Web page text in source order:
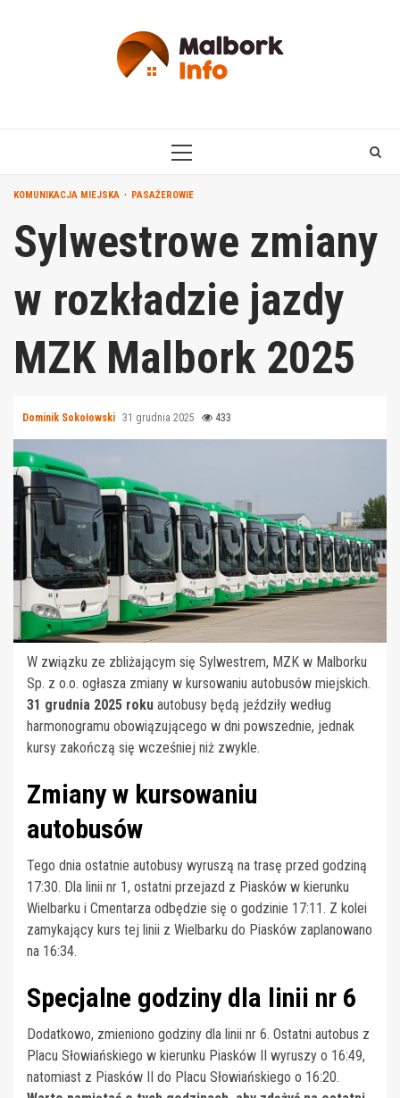
PRIMARY
KOMUNIKACJA MIEJSKA PASAŻEROWIE
Sylwestrowe zmiany
w rozkładzie jazdy
MZK Malbork 2025
Dominik Sokołowski 31 grudnia 2025 433
W związku ze zbliżającym się Sylwestrem, MZK w Malborku
Sp. z o.o. ogłasza zmiany w kursowaniu autobusów miejskich.
31 grudnia 2025 roku autobusy będą jeździły według
harmonogramu obowiązującego w dni powszednie, jednak
kursy zakończą się wcześniej niż zwykle.
Zmiany w kursowaniu
autobusów
Tego dnia ostatnie autobusy wyruszą na trasę przed godziną
17:30. Dla linii nr 1, ostatni przejazd z Piasków w kierunku
Wielbarku i Cmentarza odbędzie się o godzinie 17:11. Z kolei
zamykający kurs tej linii z Wielbarku do Piasków zaplanowano
na 16:34.
Specjalne godziny dla linii nr 6
Dodatkowo, zmieniono godziny dla linii nr 6. Ostatni autobus z
Placu Słowiańskiego w kierunku Piasków II wyruszy o 16:49,
natomiast z Piasków II do Placu Słowiańskiego o 16:20.